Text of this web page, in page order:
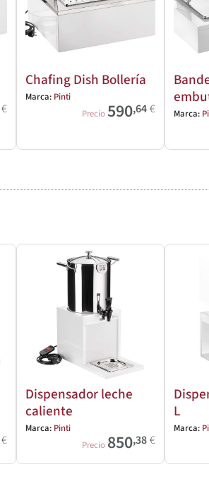
€
Chafing Dish Bollería
Marca: Pinti
Precio 590,64€ Marca:
€
Dispensador leche
caliente
Marca: Pinti
Precio 850,38€
L
Marca: